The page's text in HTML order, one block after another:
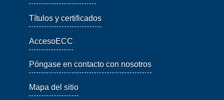
Títulos y certificados
AccesoECC
Póngase en contacto con nosotros
Mapa del sitio